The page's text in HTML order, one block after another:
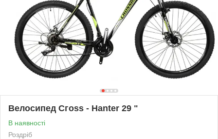
Велосипед Сгоѕѕ - Hanter 29 "
В наявності
Роздріб